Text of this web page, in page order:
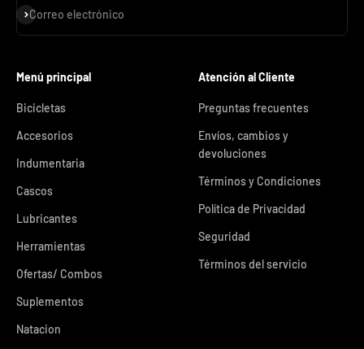
Correo electrónico
Suscribirse
Menú principal
Bicicletas
Accesorios
Indumentaria
Cascos
Lubricantes
Herramientas
Ofertas/ Combos
Suplementos
Natacion
Atención al Cliente
Preguntas frecuentes
Envíos, cambios y
devoluciones
Términos y Condiciones
Política de Privacidad
Seguridad
Términos del servicio